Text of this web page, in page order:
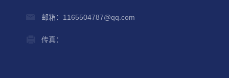
邮箱：1165504787@qq.com
传真：